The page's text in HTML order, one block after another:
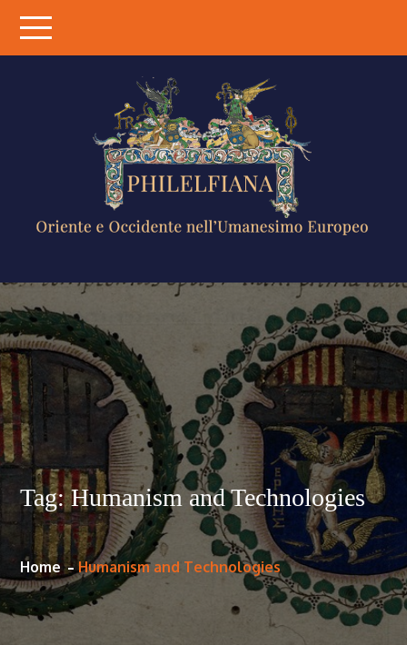
content
OCCIDENTE
NELL'UMANESIMO
EUROPEO
Tag:Humanism and Technologies
Home Humanism and Technologies